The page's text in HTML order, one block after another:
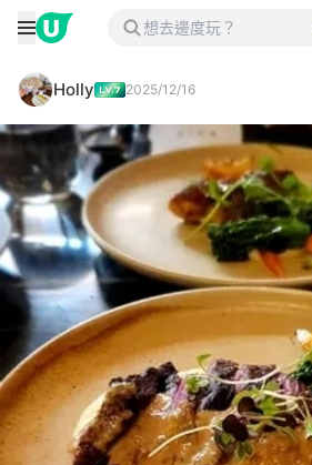
Holly 2025/12/16